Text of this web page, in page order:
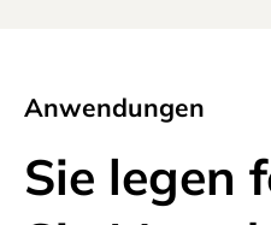
Anwendungen
Sie legen